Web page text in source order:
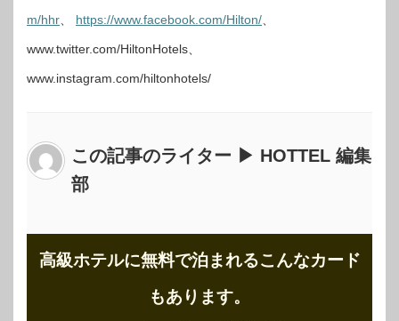
m/hhr https://www.facebook.com/Hilton/
www.twitter.com/HiltonHotels、
www.instagram.com/hiltonhotels/
この記事のライター ▶ HOTTEL 編集
部
高級ホテルに無料で泊まれるこんなカード
もあります。